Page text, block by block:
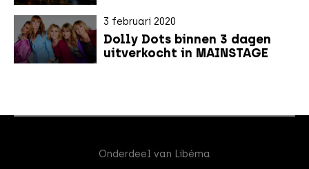
3 februari 2020
Dolly Dots binnen 3 dagen
uitverkocht in MAINSTAGE
Onderdeel van Libéma